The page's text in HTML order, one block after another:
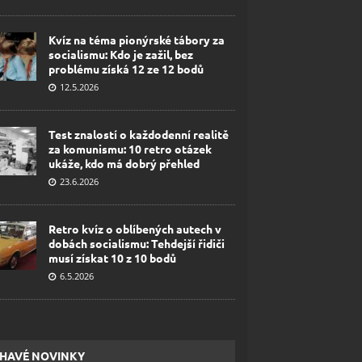
Kvíz na téma pionýrské tábory za
socialismu: Kdo je zažil, bez
problému získá 12 ze 12 bodů
12.5.2026
Test znalostí o každodenní realitě
za komunismu: 10 retro otázek
ukáže, kdo má dobrý přehled
23.6.2026
Retro kvíz o oblíbených autech v
dobách socialismu: Tehdejší řidiči
musí získat 10 z 10 bodů
6.5.2026
NOVINKY